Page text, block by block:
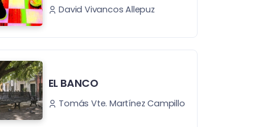
David Vivancos Allepuz
EL BANCO
Tomás Vte. Martínez Campillo